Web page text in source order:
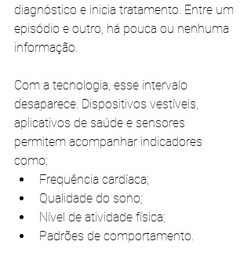
diagnóstico e inicia tratamento. Entre um
episódio e outro, há pouca ou nenhuma
informação.
Com a tecnologia, esse intervalo
desaparece. Dispositivos vestíveis,
aplicativos de saúde e sensores
permitem acompanhar indicadores
como:
Frequência cardíaca;
Qualidade do sono;
Nível de atividade física;
Padrões de comportamento.